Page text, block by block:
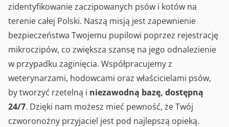
zidentyfikowanie zaczipowanych psów i kotów na
terenie całej Polski. Naszą misją jest zapewnienie
bezpieczeństwa Twojemu pupilowi poprzez rejestrację
mikroczipów, co zwiększa szansę na jego odnalezienie
w przypadku zaginięcia. Współpracujemy z
weterynarzami, hodowcami oraz właścicielami psów,
by tworzyć rzetelną i niezawodną bazę, dostępną
24/7. Dzięki nam możesz mieć pewność, że Twój
czworonożny przyjaciel jest pod najlepszą opieką.